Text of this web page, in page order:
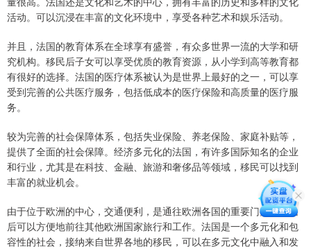
活动。可以沉浸在丰富的文化环境中，享受各种艺术和娱乐活动。
并且，法国的教育体系在全球享有盛誉，有众多世界一流的大学和研
究机构。移民后子女可以享受优质的教育资源，从小学到高等教育都
有很好的选择。法国的医疗体系被认为是世界上最好的之一，可以享
受到完善的公共医疗服务，包括低成本的医疗保险和高质量的医疗服
务。
较为完善的社会保障体系，包括失业保险、养老保险、家庭补贴等，
提供了全面的社会保障。经济多元化的法国，有许多国际知名的企业
和行业，尤其是在科技、金融、旅游和奢侈品等领域，移民可以找到
丰富的就业机会。
由于位于欧洲的中心，交通便利，是通往欧洲各国的重要门户，移民
后可以方便地前往其他欧洲国家旅行和工作。法国是一个多元化和包
容性的社会，接纳来自世界各地的移民，可以在多元文化中融入和发